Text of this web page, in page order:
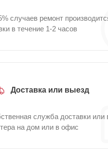
случаев ремонт
в течение 1-2 часов
Доставка или выезд
служба доставки или
на дом или в офис